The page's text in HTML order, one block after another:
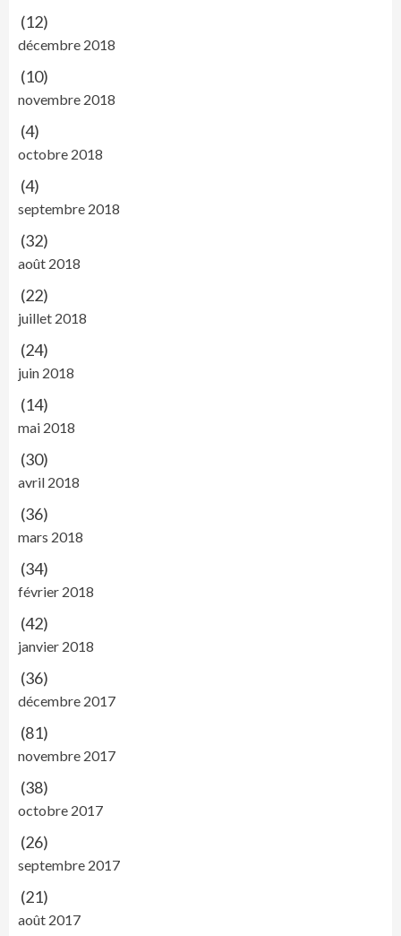
(12)
décembre 2018
(10)
novembre 2018
(4)
octobre 2018
(4)
septembre 2018
(32)
août 2018
(22)
juillet 2018
(24)
juin 2018
(14)
mai 2018
(30)
avril 2018
(36)
mars 2018
(34)
février 2018
(42)
janvier 2018
(36)
décembre 2017
(81)
novembre 2017
(38)
octobre 2017
(26)
septembre 2017
(21)
août 2017